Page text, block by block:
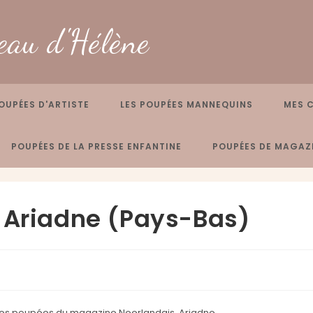
d'Hélène
D'ARTISTE LES POUPÉES MANNEQUINS MES
POUPÉES DE LA PRESSE ENFANTINE POUPÉES DE
(Pays-Bas)